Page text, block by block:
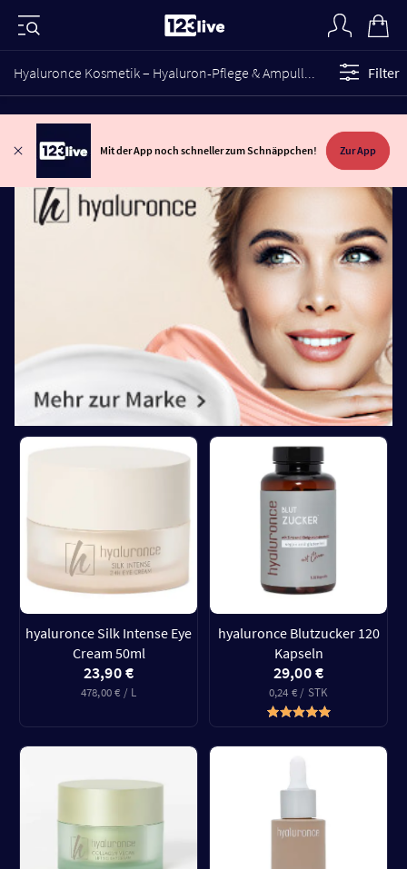
Hyaluronce Kosmetik – Hyaluron-Pflege & Ampullen für strahlende Haut Filter
Mit der App noch schneller zum Schnäppchen! Zur App
hyaluronce Silk Intense Eye
Cream 50ml
23,90 €
478,00 € / L
hyaluronce Blutzucker 120
Kapseln
29,00 €
0,24 € / STK